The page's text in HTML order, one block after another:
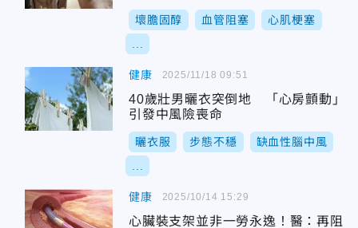
壞膽固醇 血管阻塞 心肌梗塞
健康
40歲壯男曬衣突倒地 「心房顫動」
引發中風險喪命
曬衣服 步態不穩 缺血性腦中風
2025/11/18 09:51
健康
心臟裝支架並非一勞永逸！醫：再阻
2025/10/14 15:29